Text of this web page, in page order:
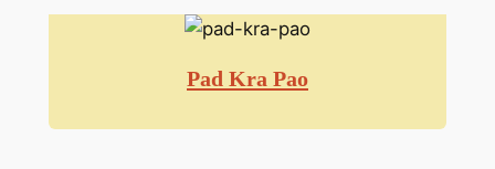
Pad Kra Pao